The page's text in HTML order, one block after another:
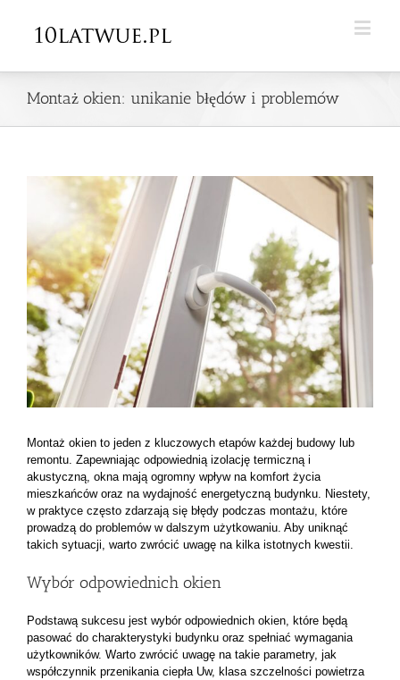
Montaż okien: unikanie błędów i problemów
Montaż okien to jeden z kluczowych etapów każdej budowy lub
remontu. Zapewniając odpowiednią izolację termiczną i
akustyczną, okna mają ogromny wpływ na komfort życia
mieszkańców oraz na wydajność energetyczną budynku. Niestety,
w praktyce często zdarzają się błędy podczas montażu, które
prowadzą do problemów w dalszym użytkowaniu. Aby uniknąć
takich sytuacji, warto zwrócić uwagę na kilka istotnych kwestii.
Wybór odpowiednich okien
Podstawą sukcesu jest wybór odpowiednich okien, które będą
pasować do charakterystyki budynku oraz spełniać wymagania
użytkowników. Warto zwrócić uwagę na takie parametry, jak
współczynnik przenikania ciepła Uw, klasa szczelności powietrza